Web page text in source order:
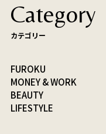
Category
カテゴリー
FUROKU
MONEY & WORK
BEAUTY
LIFESTYLE